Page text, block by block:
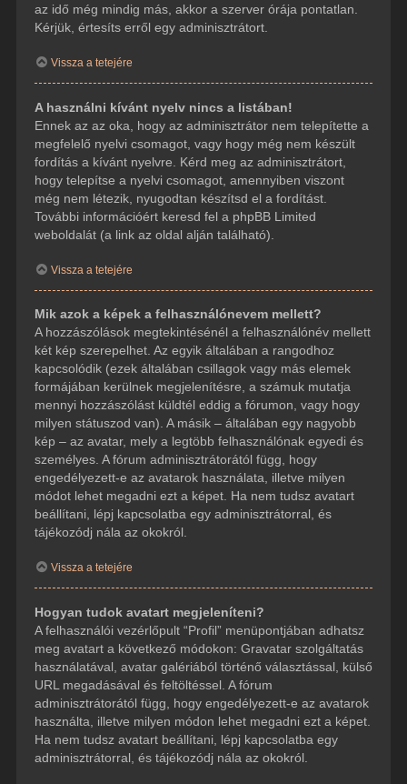
az idő még mindig más, akkor a szerver órája pontatlan.
Kérjük, értesíts erről egy adminisztrátort.
Vissza a tetejére
A használni kívánt nyelv nincs a listában!
Ennek az az oka, hogy az adminisztrátor nem telepítette a
megfelelő nyelvi csomagot, vagy hogy még nem készült
fordítás a kívánt nyelvre. Kérd meg az adminisztrátort,
hogy telepítse a nyelvi csomagot, amennyiben viszont
még nem létezik, nyugodtan készítsd el a fordítást.
További információért keresd fel a phpBB Limited
weboldalát (a link az oldal alján található).
Vissza a tetejére
Mik azok a képek a felhasználónevem mellett?
A hozzászólások megtekintésénél a felhasználónév mellett
két kép szerepelhet. Az egyik általában a rangodhoz
kapcsolódik (ezek általában csillagok vagy más elemek
formájában kerülnek megjelenítésre, a számuk mutatja
mennyi hozzászólást küldtél eddig a fórumon, vagy hogy
milyen státuszod van). A másik – általában egy nagyobb
kép – az avatar, mely a legtöbb felhasználónak egyedi és
személyes. A fórum adminisztrátorától függ, hogy
engedélyezett-e az avatarok használata, illetve milyen
módot lehet megadni ezt a képet. Ha nem tudsz avatart
beállítani, lépj kapcsolatba egy adminisztrátorral, és
tájékozódj nála az okokról.
Vissza a tetejére
Hogyan tudok avatart megjeleníteni?
A felhasználói vezérlőpult “Profil” menüpontjában adhatsz
meg avatart a következő módokon: Gravatar szolgáltatás
használatával, avatar galériából történő választással, külső
URL megadásával és feltöltéssel. A fórum
adminisztrátorától függ, hogy engedélyezett-e az avatarok
használta, illetve milyen módon lehet megadni ezt a képet.
Ha nem tudsz avatart beállítani, lépj kapcsolatba egy
adminisztrátorral, és tájékozódj nála az okokról.